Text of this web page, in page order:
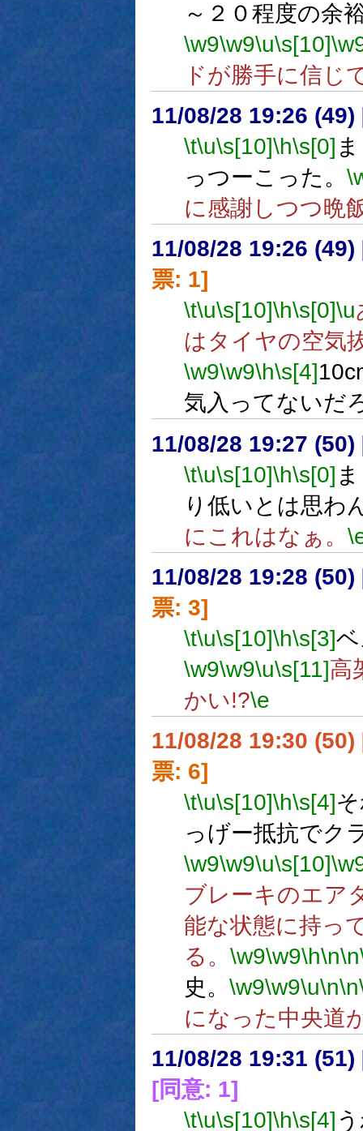
～２０程度の余
\w9\w9\u\s[10]
ドが勝手に信じ
11/08/28 19:26 (49)
\t\u\s[10]\h\s[0]
っつーこった。
に感謝しつつ晩
11/08/28 19:26 (49)
票: 1]
\t\u\s[10]\h\s[0]\u
はタイヤの空気
\w9\w9\h\s[4]
気入ってないだ
11/08/28 19:27 (50)
\t\u\s[10]\h\s[0]
り低いとは思わ
にこれはなぁ。
11/08/28 19:28 (50)
票: 3]
\t\u\s[10]\h\s[3]
\w9\w9\u\s[11]高
かい!?\e
11/08/28 19:30 (50)
票: 6]
\t\u\s[10]\h\s[4]
っげー抵抗でク
\w9\w9\u\s[10]
ブレーキのエア
能な状態に持っ
る。 \w9\w9\h\n\n
史。 \w9\w9\u\n\n
になった中央道
11/08/28 19:31 (51)
[同意: 1]
\t\u\s[10]\h\s[4]